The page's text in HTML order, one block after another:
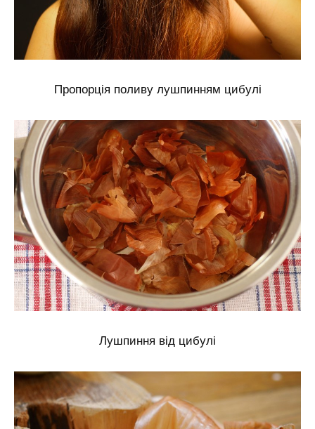
Пропорція поливу лушпинням цибулі
Лушпиння від цибулі